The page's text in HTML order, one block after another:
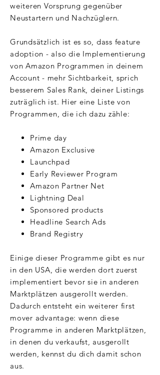
weiteren Vorsprung gegenüber
Neustartern und Nachzüglern.
Grundsätzlich ist es so, dass feature
adoption - also die Implementierung
von Amazon Programmen in deinem
Account - mehr Sichtbarkeit, sprich
besserem Sales Rank, deiner Listings
zuträglich ist. Hier eine Liste von
Programmen, die ich dazu zähle:
Prime day
Amazon Exclusive
Launchpad
Early Reviewer Program
Amazon Partner Net
Lightning Deal
Sponsored products
Headline Search Ads
Brand Registry
Einige dieser Programme gibt es nur
in den USA, die werden dort zuerst
implementiert bevor sie in anderen
Marktplätzen ausgerollt werden.
Dadurch entsteht ein weiterer first
mover advantage: wenn diese
Programme in anderen Marktplätzen,
in denen du verkaufst, ausgerollt
werden, kennst du dich damit schon
aus.